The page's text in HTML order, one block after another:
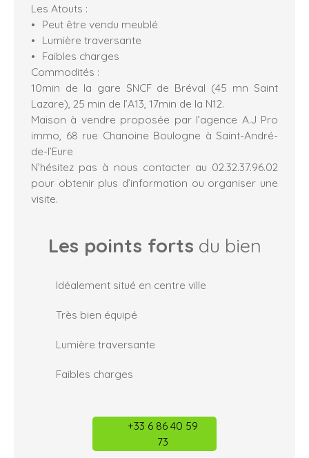
Les Atouts :
Peut être vendu meublé
Lumière traversante
Faibles charges
Commodités :
10min de la gare SNCF de Bréval (45 mn Saint
Lazare), 25 min de l’A13, 17min de la N12.
Maison à vendre proposée par l’agence A.J Pro
immo, 68 rue Chanoine Boulogne à Saint-André-
de-l’Eure
N’hésitez pas à nous contacter au 02.32.37.96.02
pour obtenir plus d’information ou organiser une
visite.
Les points forts du bien
Idéalement situé en centre ville
Très bien équipé
Lumière traversante
Faibles charges
+33 6 86 40 59
73